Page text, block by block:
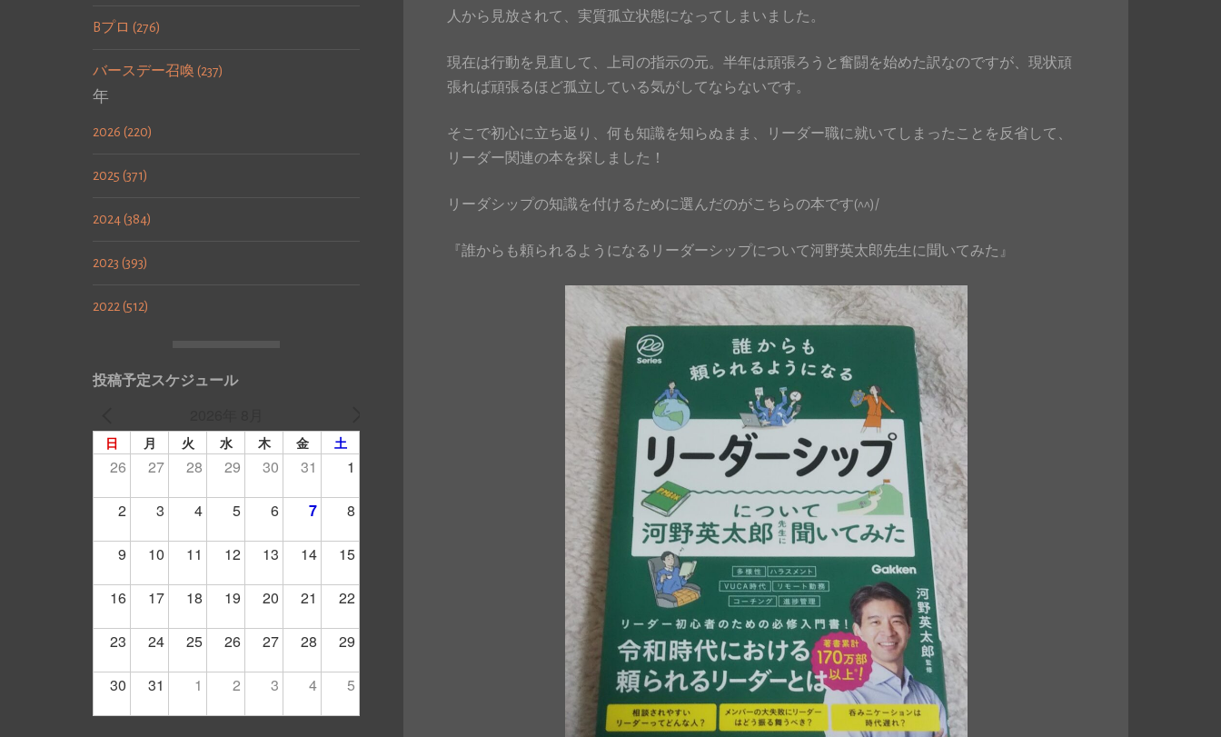
Bプロ (276)
バースデー召喚 (237)
年
2026 (220)
2025 (371)
2024 (384)
2023 (393)
2022 (512)
投稿予定スケジュール
日 月 火 水 木 金 土
26 27 28 29 30 31 1
2 3 4 5 6 7 8
9 10 11 12 13 14 15
16 17 18 19 20 21 22
23 24 25 26 27 28 29
30 31 1 2 3 4 5
人から見放されて、実質孤立状態になってしまいました。
現在は行動を見直して、上司の指示の元。半年は頑張ろうと奮闘を始めた訳なのですが、現状頑
張れば頑張るほど孤立している気がしてならないです。
そこで初心に立ち返り、何も知識を知らぬまま、リーダー職に就いてしまったことを反省して、
リーダー関連の本を探しました！
リーダシップの知識を付けるために選んだのがこちらの本です(^^)/
『誰からも頼られるようになるリーダーシップについて河野英太郎先生に聞いてみた』